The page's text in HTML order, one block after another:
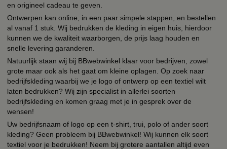
en origineel cadeau te geven.
Ontwerpen kan online, in een paar simpele stappen, en bestellen
al vanaf 1 stuk. Wij bedrukken de kleding in eigen huis, hierdoor
kunnen we de kwaliteit waarborgen, de prijs laag houden en
snelle levering garanderen.
Natuurlijk staan wij bij BBwebwinkel klaar voor bedrijven, zowel
grote maar ook als het gaat om kleine oplagen. Op zoek naar
bedrijfskleding waarbij we je logo of ontwerp op een textiel wilt
laten bedrukken? Wij zijn specialist in allerlei soorten
bedrijfskleding en komen graag met je in gesprek over de
wensen!
Uw bedrijfsnaam of logo op een t-shirt, trui, polo of ander soort
kleding? Geen probleem bij BBwebwinkel! Wij kunnen elk soort
textiel voor je bedrukken! Neem bij grotere aantallen altijd even